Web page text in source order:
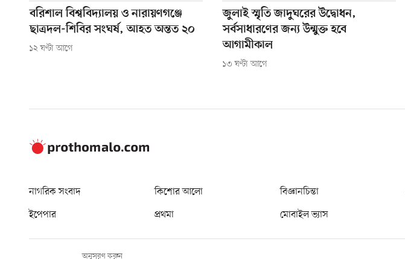
বরিশাল বিশ্ববিদ্যালয় ও নারায়ণগঞ্জে
ছাত্রদল-শিবির সংঘর্ষ, আহত অন্তত ২০
১২ ঘণ্টা আগে
জুলাই স্মৃতি জাদুঘরের উদ্বোধন,
সর্বসাধারণের জন্য উন্মুক্ত হবে
আগামীকাল
১৩ ঘণ্টা আগে
নাগরিক সংবাদ কিশোর আলো বিজ্ঞানচিন্তা
ইপেপার
প্রথমা মোবাইল ভ্যাস
অনুসরণ করুন